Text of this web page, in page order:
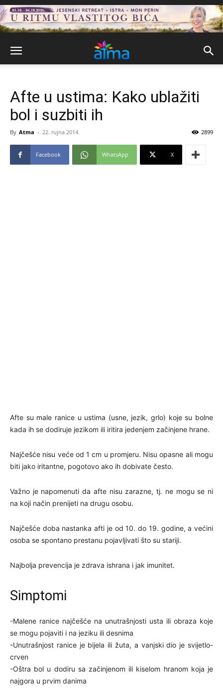
Afte u ustima: Kako ublažiti
bol i suzbiti ih
By Atma - 22. rujna 2014. 2899
Facebook WhatsApp X
Afte su male ranice u ustima (usne, jezik, grlo) koje su bolne
kada ih se dodiruje jezikom ili iritira jedenjem začinjene hrane.
Najčešće nisu veće od 1 cm u promjeru. Nisu opasne ali mogu
biti jako iritantne, pogotovo ako ih dobivate često.
Važno je napomenuti da afte nisu zarazne, tj. ne mogu se ni
na koji način prenijeti na drugu osobu.
Najčešće doba nastanka afti je od 10. do 19. godine, a većini
osoba se spontano prestanu pojavljivati što su stariji.
Najbolja prevencija je zdrava ishrana i jak imunitet.
Simptomi
-Malene ranice najčešće na unutrašnjosti usta ili obraza koje
se mogu pojaviti i na jeziku ili desnima
-Unutrašnjost ranice je bijela ili žuta, a vanjski dio je svijetlo-
crven
-Oštra bol u dodiru sa začinjenom ili kiselom hranom koja je
najgora u prvim danima